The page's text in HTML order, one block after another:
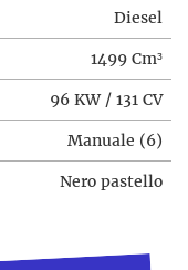
Diesel
1499 Cm³
96 KW / 131 CV
Manuale (6)
Nero pastello